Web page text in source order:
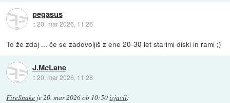
pegasus
::20. mar 2026, 11:26
To že zdaj ... če se zadovoljiš z ene 20-30 let starimi diski in rami ;)
J.McLane
::20. mar 2026, 11:28
FireSnake je20. mar 2026 ob 10:50izjavil: